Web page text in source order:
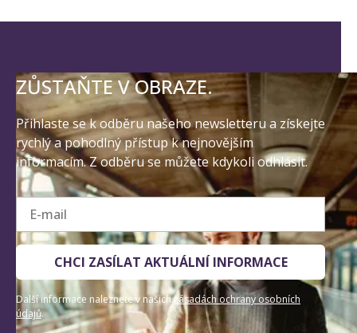
ZŮSTAŇTE V OBRAZE.
Přihlaste se k odběru našeho newsletteru a získejte
rychlý a pohodlný přístup k nejnovějším
informacím. Z odběru se můžete kdykoli odhlásit.
E-mail
CHCI ZASÍLAT AKTUÁLNÍ INFORMACE
Další informace naleznete v našichzásadách ochrany osobních
údajů.